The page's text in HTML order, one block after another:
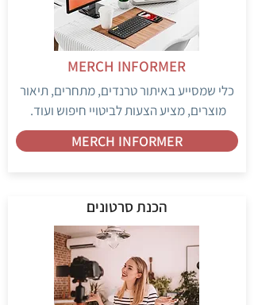
כלי שמסייע באיתור טרנדים, מתחרים, תיאור
מוצרים, מציע הצעות לביטויי חיפוש ועוד.
MERCH INFORMER
MERCH INFORMER
הכנת סרטונים